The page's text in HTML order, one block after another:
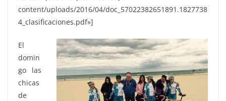
content/uploads/2016/04/doc_57022382651891.1827738
4_clasificaciones.pdf»]
El
domin
go las
chicas
de